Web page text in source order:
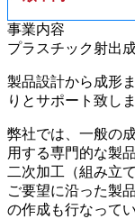
事業内容
プラスチック射出
製品設計から成形
りとサポート致しま
弊社では、一般の
用する専門的な製
二次加工（組み立
ご要望に沿った製
の作成も行なって